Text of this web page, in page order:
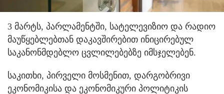
3 მარტს, პარლამენტში, სატელევიზიო და რადიო
მაუწყებლებთან დაკავშირებით ინიცირებულ
საკანონმდებლო ცვლილებებზე იმსჯელებენ.
საკითხი, პირველი მოსმენით, დარგობრივი
ეკონომიკისა და ეკონომიკური პოლიტიკის